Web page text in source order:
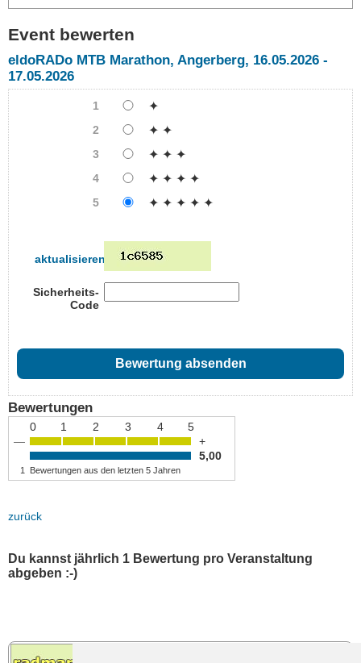
Event bewerten
eldoRADo MTB Marathon, Angerberg, 16.05.2026 -
17.05.2026
1 ✦
2 ✦ ✦
3 ✦ ✦ ✦
4 ✦ ✦ ✦ ✦
5 ✦ ✦ ✦ ✦ ✦
aktualisieren
Sicherheits-
Code
Bewertungen
0 1 2 3 4
5
—
+
5,00
1 Bewertungen aus den letzten 5 Jahren
zurück
Du kannst jährlich 1 Bewertung pro Veranstaltung
abgeben :-)